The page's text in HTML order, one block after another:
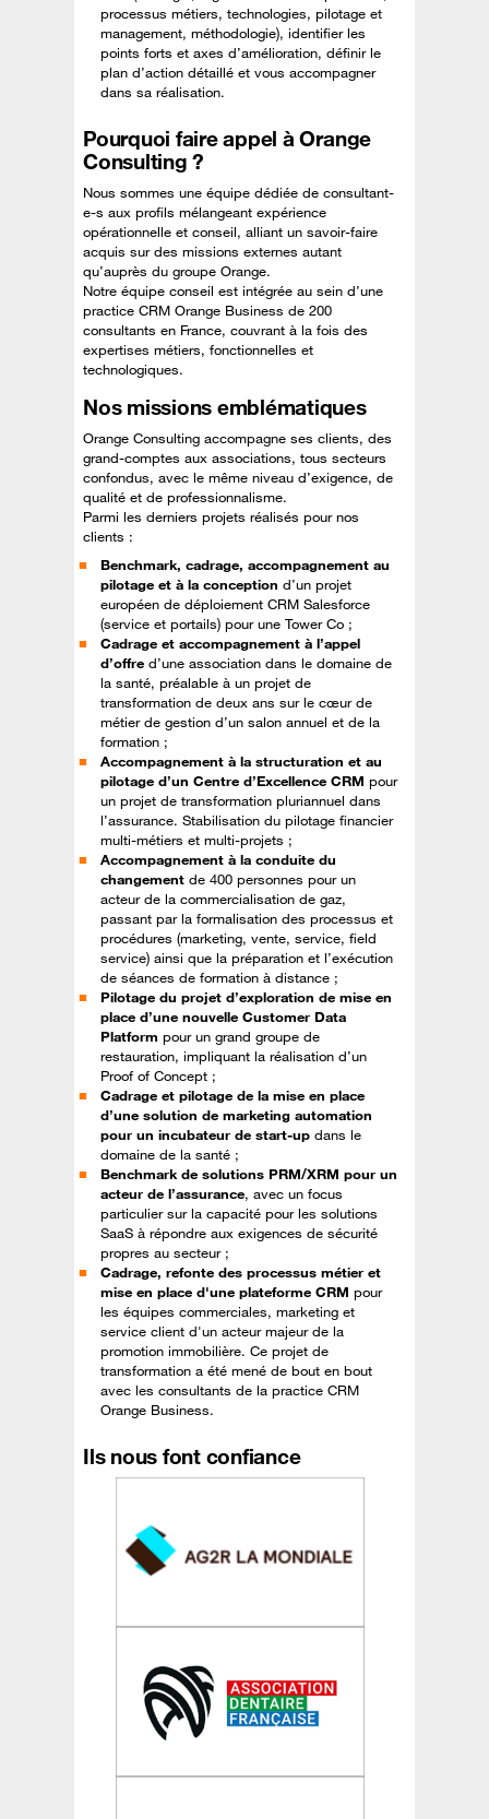
processus métiers, technologies, pilotage et
management, méthodologie), identifier les
points forts et axes d’amélioration, définir le
plan d’action détaillé et vous accompagner
dans sa réalisation.
Pourquoi faire appel à Orange
Consulting ?
Nous sommes une équipe dédiée de consultant-
e-s aux profils mélangeant expérience
opérationnelle et conseil, alliant un savoir-faire
acquis sur des missions externes autant
qu’auprès du groupe Orange.
Notre équipe conseil est intégrée au sein d’une
practice CRM Orange Business de 200
consultants en France, couvrant à la fois des
expertises métiers, fonctionnelles et
technologiques.
Nos missions emblématiques
Orange Consulting accompagne ses clients, des
grand-comptes aux associations, tous secteurs
confondus, avec le même niveau d’exigence, de
qualité et de professionnalisme.
Parmi les derniers projets réalisés pour nos
clients :
Benchmark, cadrage, accompagnement au
pilotage et à la conception d’un projet
européen de déploiement CRM Salesforce
(service et portails) pour une Tower Co ;
Cadrage et accompagnement à l’appel
d’offre d’une association dans le domaine de
la santé, préalable à un projet de
transformation de deux ans sur le cœur de
métier de gestion d’un salon annuel et de la
formation ;
Accompagnement à la structuration et au
pilotage d’un Centre d’Excellence CRM pour
un projet de transformation pluriannuel dans
l’assurance. Stabilisation du pilotage financier
multi-métiers et multi-projets ;
Accompagnement à la conduite du
changement de 400 personnes pour un
acteur de la commercialisation de gaz,
passant par la formalisation des processus et
procédures (marketing, vente, service, field
service) ainsi que la préparation et l’exécution
de séances de formation à distance ;
Pilotage du projet d’exploration de mise en
place d’une nouvelle Customer Data
Platform pour un grand groupe de
restauration, impliquant la réalisation d’un
Proof of Concept ;
Cadrage et pilotage de la mise en place
d’une solution de marketing automation
pour un incubateur de start-up dans le
domaine de la santé ;
Benchmark de solutions PRM/XRM pour un
acteur de l’assurance, avec un focus
particulier sur la capacité pour les solutions
SaaS à répondre aux exigences de sécurité
propres au secteur ;
Cadrage, refonte des processus métier et
mise en place d'une plateforme CRM pour
les équipes commerciales, marketing et
service client d'un acteur majeur de la
promotion immobilière. Ce projet de
transformation a été mené de bout en bout
avec les consultants de la practice CRM
Orange Business.
Ils nous font confiance